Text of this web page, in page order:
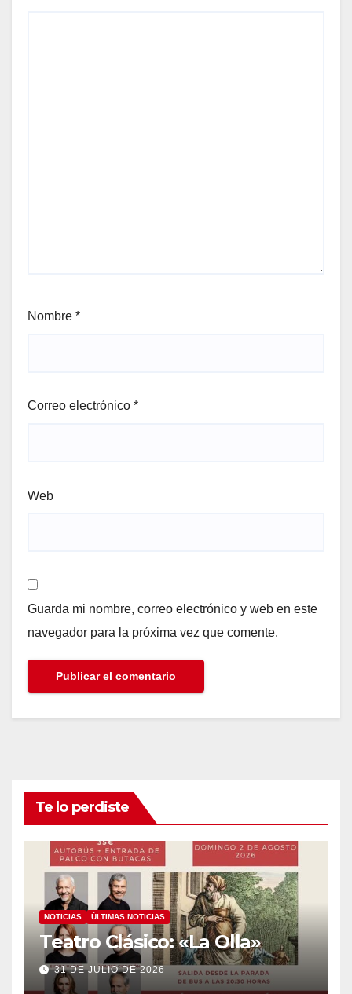
Nombre *
Correo electrónico *
Web
Guarda mi nombre, correo electrónico y web en este
navegador para la próxima vez que comente.
Te lo perdiste
NOTICIAS ÚLTIMAS NOTICIAS
Teatro Clásico: «La Olla»
31 DE JULIO DE 2026